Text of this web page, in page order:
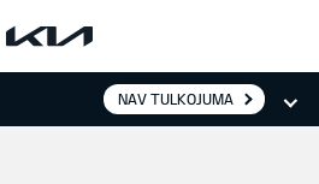
NAV TULKOJUMA